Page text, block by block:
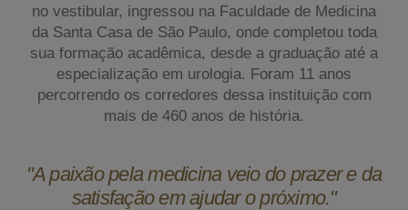
no vestibular, ingressou na Faculdade de Medicina
da Santa Casa de São Paulo, onde completou toda
sua formação acadêmica, desde a graduação até a
especialização em urologia. Foram 11 anos
percorrendo os corredores dessa instituição com
mais de 460 anos de história.
"A paixão pela medicina veio do prazer e da
satisfação em ajudar o próximo."